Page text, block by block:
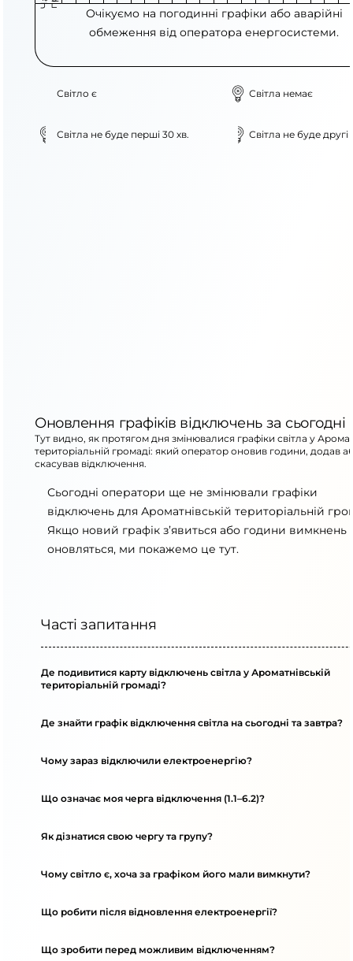
Очікуємо на погодинні графіки або аварійні
обмеження від оператора енергосистеми.
Світло є Світла немає
Світла не буде перші 30 хв. Світла не буде другі
Оновлення графіків відключень за сьогодні
Тут видно, як протягом дня змінювалися графіки світла у
територіальній громаді: який оператор оновив години, додав
скасував відключення.
Сьогодні оператори ще не змінювали графіки
відключень для Ароматнівській територіальній
Якщо новий графік з’явиться або години вимкнень
оновляться, ми покажемо це тут.
Часті запитання
Де подивитися карту відключень світла у Ароматнівській
територіальній громаді?
Де знайти графік відключення світла на сьогодні та завтра?
Чому зараз відключили електроенергію?
Що означає моя черга відключення (1.1–6.2)?
Як дізнатися свою чергу та групу?
Чому світло є, хоча за графіком його мали вимкнути?
Що робити після відновлення електроенергії?
Що зробити перед можливим відключенням?